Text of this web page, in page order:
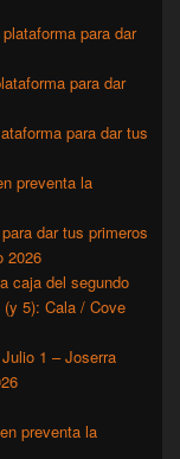
para dar
para dar
para dar tus
preventa la
dar tus primeros
2026
caja del segundo
5): Cala / Cove
1 – Joserra
preventa la